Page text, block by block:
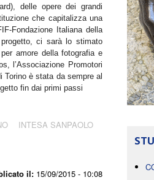
il: 15/09/2015 - 10:08
delle opere dei grandi
che capitalizza una
Fondazione Italiana della
ci sarà lo stimato
amore della fotografia e
l’Associazione Promotori
Torino è stata da sempre al
fin dai primi passi
INTESA SANPAOLO